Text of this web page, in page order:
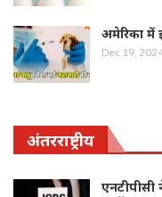
अमेरिका में
Dec 19,
अंतरराष्ट्रीय
एनटीपीसी